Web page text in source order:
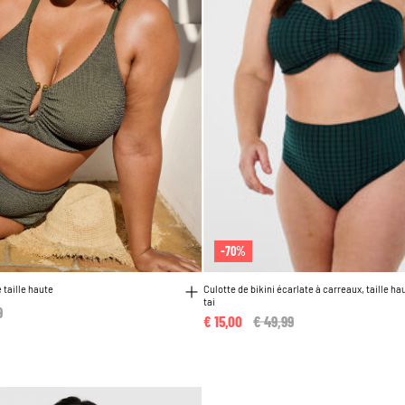
taille haute
from
-70%
Culotte de bikini écarlate à carreaux, taille
tai
Price reduced from
€ 49,99
€ 15,00